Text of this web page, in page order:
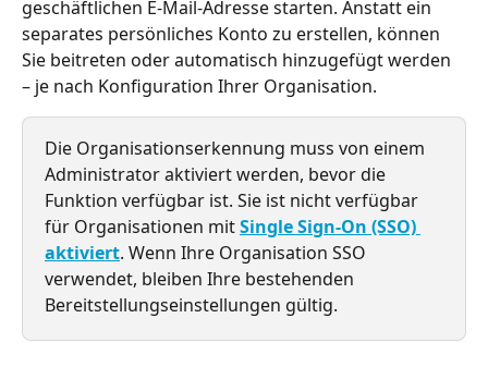
geschäftlichen E-Mail-Adresse starten. Anstatt ein
separates persönliches Konto zu erstellen, können
Sie beitreten oder automatisch hinzugefügt werden
– je nach Konfiguration Ihrer Organisation.
Die Organisationserkennung muss von einem
Administrator aktiviert werden, bevor die
Funktion verfügbar ist. Sie ist nicht verfügbar
für Organisationen mit Single Sign-On (SSO)
aktiviert. Wenn Ihre Organisation SSO
verwendet, bleiben Ihre bestehenden
Bereitstellungseinstellungen gültig.